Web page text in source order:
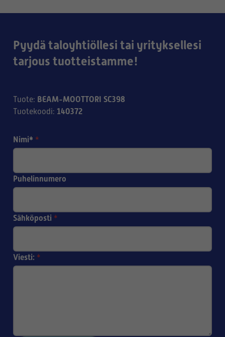
Pyydä taloyhtiöllesi tai yrityksellesi
tarjous tuotteistamme!
Tuote: BEAM-MOOTTORI SC398
Tuotekoodi: 140372
Nimi* *
Puhelinnumero
Sähköposti *
Viesti: *